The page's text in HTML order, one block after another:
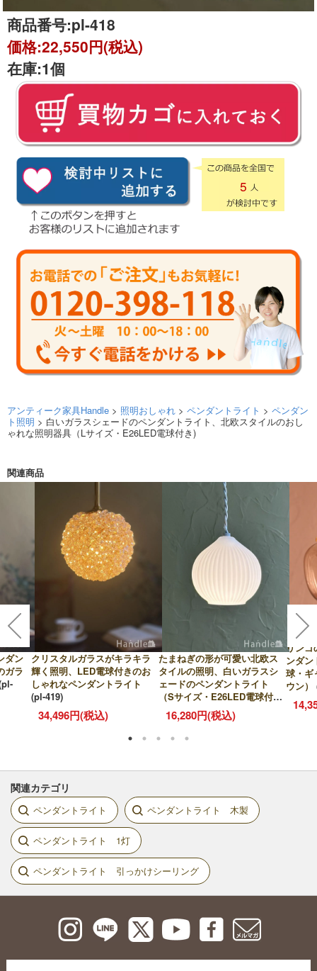
商品番号:pl-418
価格:22,550円(税込)
在庫:1個
5
アンティーク家具Handle > 照明おしゃれ > ペンダントライト > ペンダン
ト照明 > 白いガラスシェードのペンダントライト、北欧スタイルのおし
ゃれな照明器具（Lサイズ・E26LED電球付き)
関連商品
ダン
ガラ
クリスタルガラスがキラキラ
輝く照明、LED電球付きのお
しゃれなペンダントライト
(pl-419)
34,496円(税込)
たまねぎの形が可愛い北欧ス
タイルの照明、白いガラスシ
ェードのペンダントライト
（Sサイズ・E26LED電球付
き) (pl-417)
16,280円(税込)
リンゴ
ンダン
球・ギ
ウン）
関連カテゴリ
ペンダントライト ペンダントライト 木製
ペンダントライト 1灯
ペンダントライト 引っかけシーリング